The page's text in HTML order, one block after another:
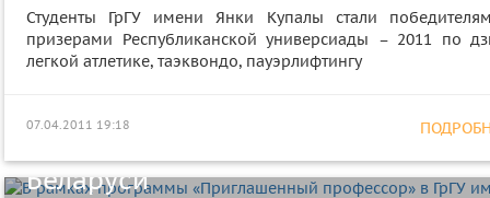
Студенты ГрГУ имени Янки Купалы стали
призерами Республиканской универсиады – 2011 по
легкой атлетике, таэквондо, пауэрлифтингу
07.04.2011 19:18
В рамках программы
«Приглашенный профессор» в
Беларуси